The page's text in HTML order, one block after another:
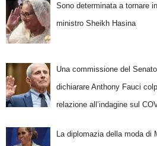
Sono determinata a tornare
ministro Sheikh Hasina
Una commissione del
dichiarare Anthony Fauci
relazione all’indagine sul
La diplomazia della moda di